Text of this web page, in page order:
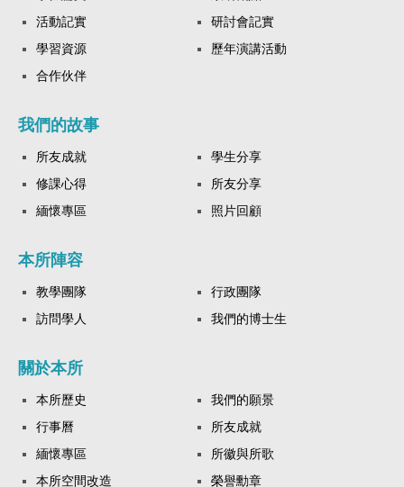
活動記實
研討會記實
學習資源
歷年演講活動
合作伙伴
我們的故事
所友成就
學生分享
修課心得
所友分享
緬懷專區
照片回顧
本所陣容
教學團隊
行政團隊
訪問學人
我們的博士生
關於本所
本所歷史
我們的願景
行事曆
所友成就
緬懷專區
所徽與所歌
本所空間改造
榮譽勳章